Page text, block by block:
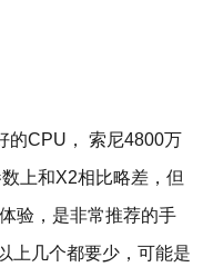
的CPU， 索尼4800万
上和X2相比略差，但
验，是非常推荐的手
上几个都要少，可能是